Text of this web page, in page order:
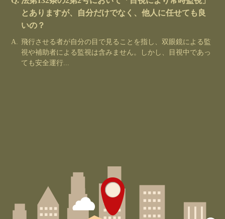
とありますが、自分だけでなく、他人に任せても良
いの？
飛行させる者が自分の目で見ることを指し、双眼鏡による監
視や補助者による監視は含みません。しかし、目視中であっ
ても安全運行...